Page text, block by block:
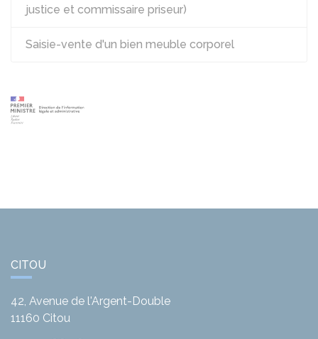
justice et commissaire priseur)
Saisie-vente d'un bien meuble corporel
CITOU
42, Avenue de l'Argent-Double
11160 Citou